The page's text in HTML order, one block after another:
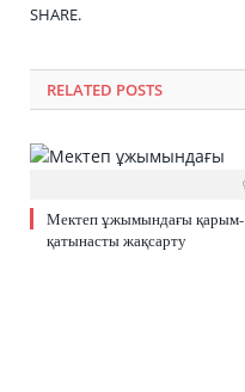
SHARE.
RELATED POSTS
Мектеп ұжымындағы қарым-
қатынасты жақсарту